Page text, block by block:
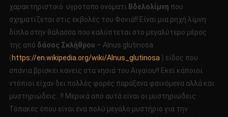
χαρακτηριστικό υγρότοπο ονόματι Βδελολίμνη που
σχηματίζεται στις εκβολές του Φονιά!! Είναι μια ρηχή λίμνη
δίπλα στην θάλασσα που καλύπτεται στο μεγαλύτερο μέρος
της από δάσος Σκλήθρου – Alnus glutinosa
(https://en.wikipedia.org/wiki/Alnus_glutinosa ) είδος που
σπάνια βρίσκει κανείς στα νησιά του Αιγαίου!! Εκεί κάποιοι
ντόπιοι είχαν δει πολλές φορές παράξενα φαινόμενα αλλά και
μυστηριώδεις…!! Μερικά από αυτά είναι οι μυστηριώδεις
Τόπακες όπου είναι ένα πολύ μεγάλο μυστήριο για την